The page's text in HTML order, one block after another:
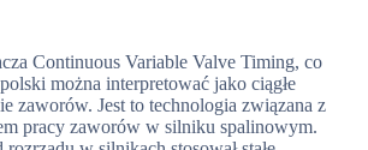
Continuous Variable Valve Timing, co
można interpretować jako ciągłe
zaworów. Jest to technologia związana z
pracy zaworów w silniku spalinowym.